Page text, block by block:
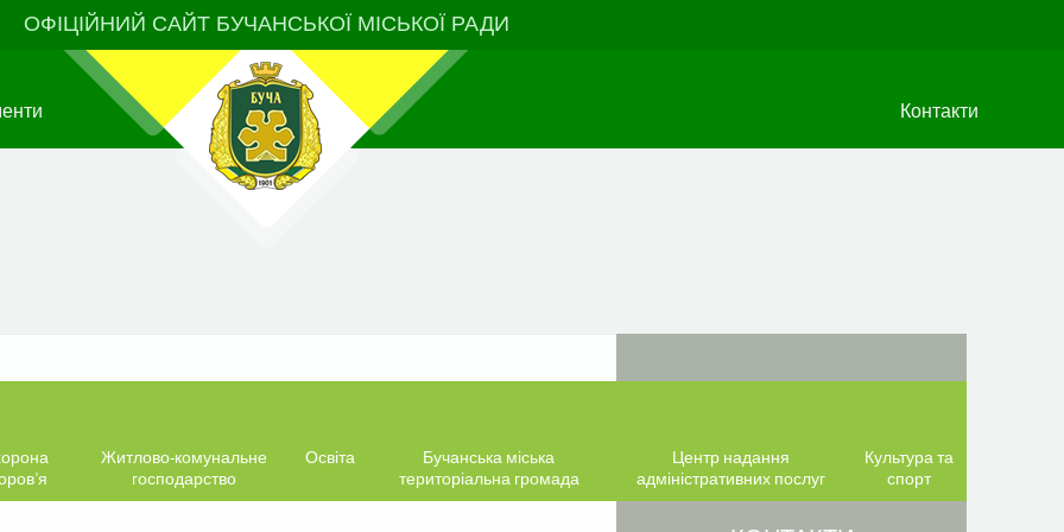
ОФІЦІЙНИЙ САЙТ БУЧАНСЬКОЇ МІСЬКОЇ РАДИ
Контакти
Житлово-комунальне
господарство
Освіта
Бучанська міська
територіальна громада
Центр надання
адміністративних послуг
Культура та
спорт